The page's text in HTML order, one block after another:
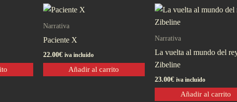
Narrativa
Paciente X
22.00€ iva incluido
Añadir al carrito
Narrativa
La vuelta al mundo del
Zibeline
23.00€ iva incluido
Añadir al carrito